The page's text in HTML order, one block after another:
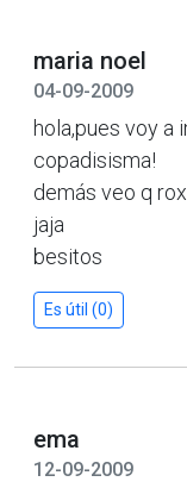
maria noel
04-09-2009
hola,pues voy a
copadisisma!
demás veo q
jaja
besitos
Es útil (0)
ema
12-09-2009